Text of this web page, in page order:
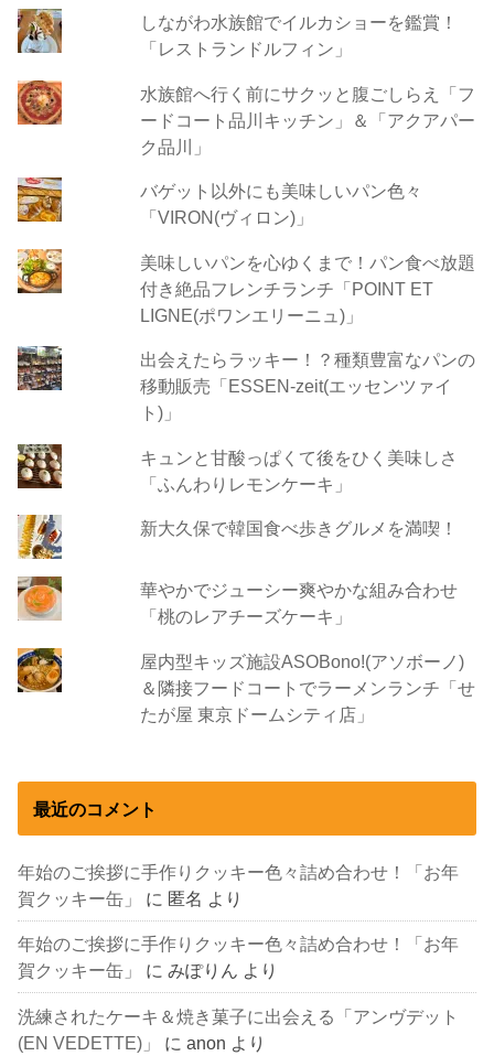
しながわ水族館でイルカショーを鑑賞！
「レストランドルフィン」
水族館へ行く前にサクッと腹ごしらえ「フ
ードコート品川キッチン」＆「アクアパー
ク品川」
バゲット以外にも美味しいパン色々
「VIRON(ヴィロン)」
美味しいパンを心ゆくまで！パン食べ放題
付き絶品フレンチランチ「POINT ET
LIGNE(ポワンエリーニュ)」
出会えたらラッキー！？種類豊富なパンの
移動販売「ESSEN-zeit(エッセンツァイ
ト)」
キュンと甘酸っぱくて後をひく美味しさ
「ふんわりレモンケーキ」
新大久保で韓国食べ歩きグルメを満喫！
華やかでジューシー爽やかな組み合わせ
「桃のレアチーズケーキ」
屋内型キッズ施設ASOBono!(アソボーノ)
＆隣接フードコートでラーメンランチ「せ
たが屋 東京ドームシティ店」
最近のコメント
年始のご挨拶に手作りクッキー色々詰め合わせ！「お年
賀クッキー缶」
に 匿名 より
年始のご挨拶に手作りクッキー色々詰め合わせ！「お年
賀クッキー缶」
にみぽりん より
洗練されたケーキ＆焼き菓子に出会える「アンヴデット
(EN VEDETTE)」
にanon より